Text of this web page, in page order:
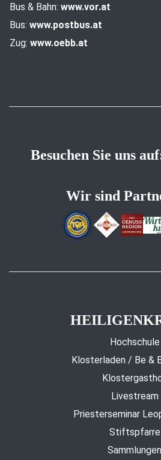
Bus & Bahn: www.vor.at
Bus: www.postbus.at
Zug: www.oebb.at
Besuchen Sie uns
Wir sind
Hochschule
Klosterladen / Be &
Livestream
Priesterseminar
Stiftspfarre
Sammlungen